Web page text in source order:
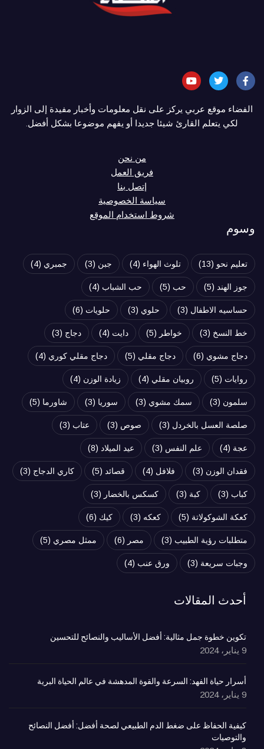
الفضاء موقع عربي يركز على نقل معلومات وأخبار مفيدة إلى الزوار
لكي يتعلم القارئ شيئا جديدا أو يفهم موضوعا بشكل أفضل.
من نحن
فريق العمل
إتصل بنا
سياسة الخصوصية
شروط استخدام الموقع
وسوم
تعليم نحو (13) تلوث الهواء (4) جبن (3) جمبري (4)
جوز الهند (5) حب (5) حب الشباب (4)
حساسيه الاطفال (3) حلوي (3) حلويات (6)
خط النسخ (3) خواطر (5) دايت (4) دجاج (3)
دجاج مشوي (6) دجاج مقلي (5) دجاج مقلي كوري (4)
روايات (5) روبيان مقلي (4) زيادة الوزن (4)
سلمون (3) سمك مشوي (3) سوريا (3) شاورما (5)
صلصة العسل بالخردل (3) صوص (3) عتاب (3)
عجة (4) علم النفس (3) عيد الميلاد (8)
فقدان الوزن (3) فلافل (4) قصائد (5) كاري الدجاج (3)
كباب (3) كبة (3) كسكس بالخضار (3)
كعكة الشوكولاتة (5) كعكه (3) كيك (6)
متطلبات رؤية الطبيب (3) مصر (6) ممثل مصري (5)
وجبات سريعة (3) ورق عنب (4)
أحدث المقالات
تكوين خطوة جمل مثالية: أفضل الأساليب والنصائح للتحسين
9 يناير، 2024
أسرار حياة الفهد: السرعة والقوة المدهشة في عالم الحياة البرية
9 يناير، 2024
كيفية الحفاظ على ضغط الدم الطبيعي لصحة أفضل: أفضل النصائح
والتوصيات